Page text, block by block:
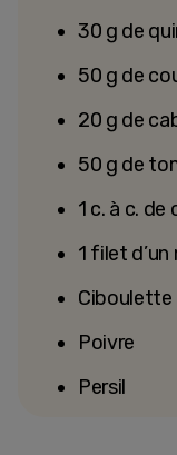
30 g de
50 g de
20 g de
50 g de
1 c. à c.
1 filet d’un
Ciboulette
Poivre
Persil